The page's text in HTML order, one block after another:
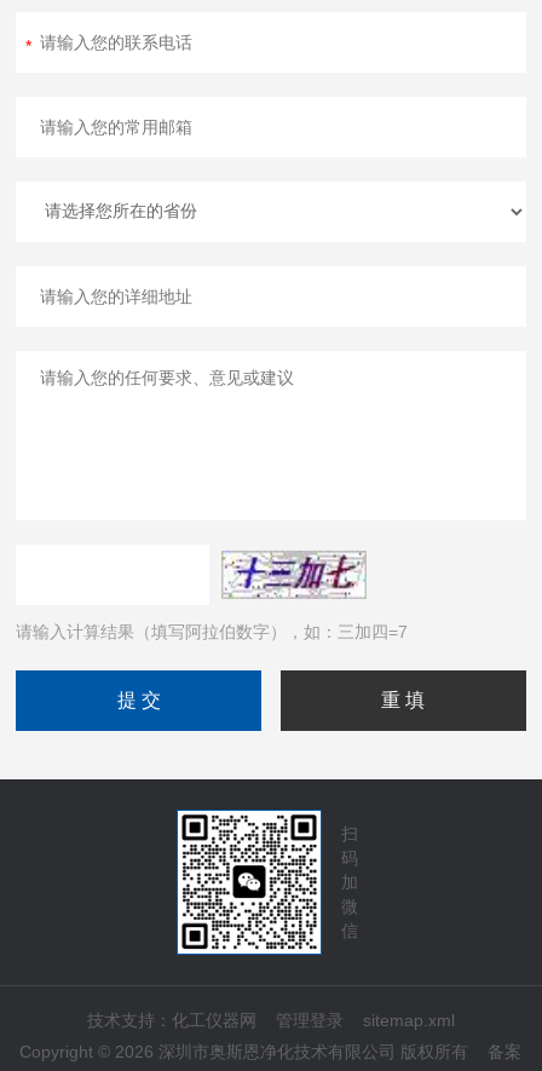
请输入计算结果（填写阿拉伯数字），如：三加四=7
扫
码
加
微
信
技术支持： 化工仪器网 管理登录
sitemap.xml
Copyright © 2026 深圳市奥斯恩净化技术有限公司 版权所有 备案